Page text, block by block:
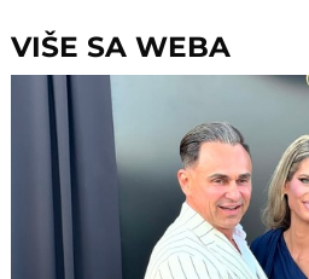
VIŠE SA WEBA